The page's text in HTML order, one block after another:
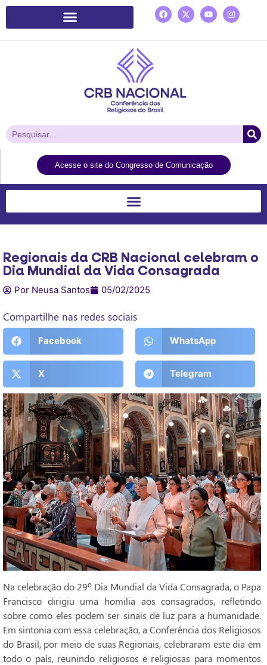
Acesse o site do Congresso de Comunicação
Regionais da CRB Nacional celebram o
Dia Mundial da Vida Consagrada
Por Neusa Santos 05/02/2025
Compartilhe nas redes sociais
Facebook WhatsApp
X Telegram
Na celebração do 29º Dia Mundial da Vida Consagrada, o Papa
Francisco dirigiu uma homilia aos consagrados, refletindo
sobre como eles podem ser sinais de luz para a humanidade.
Em sintonia com essa celebração, a Conferência dos Religiosos
do Brasil, por meio de suas Regionais, celebraram este dia em
todo o país, reunindo religiosos e religiosas para momentos